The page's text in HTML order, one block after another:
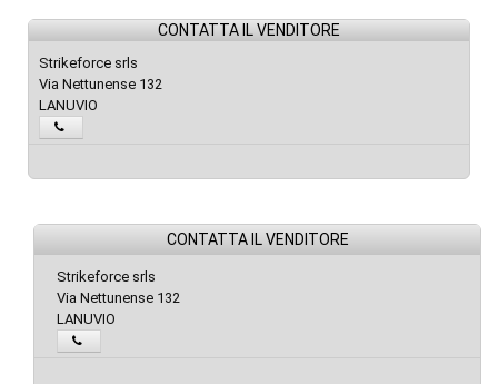
CONTATTA IL VENDITORE
Strikeforce srls
Via Nettunense 132
LANUVIO
CONTATTA IL VENDITORE
Strikeforce srls
Via Nettunense 132
LANUVIO